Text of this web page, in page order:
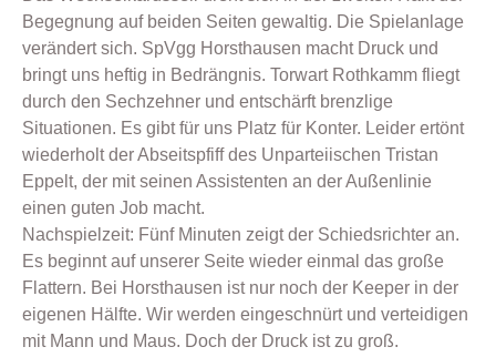
Begegnung auf beiden Seiten gewaltig. Die Spielanlage
verändert sich. SpVgg Horsthausen macht Druck und
bringt uns heftig in Bedrängnis. Torwart Rothkamm fliegt
durch den Sechzehner und entschärft brenzlige
Situationen. Es gibt für uns Platz für Konter. Leider ertönt
wiederholt der Abseitspfiff des Unparteiischen Tristan
Eppelt, der mit seinen Assistenten an der Außenlinie
einen guten Job macht.
Nachspielzeit: Fünf Minuten zeigt der Schiedsrichter an.
Es beginnt auf unserer Seite wieder einmal das große
Flattern. Bei Horsthausen ist nur noch der Keeper in der
eigenen Hälfte. Wir werden eingeschnürt und verteidigen
mit Mann und Maus. Doch der Druck ist zu groß.